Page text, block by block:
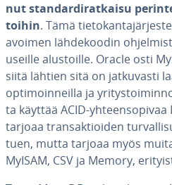
nut stan­dar­di­rat­kai­su
toi­hin. Tämä
avoimen läh­de­koo­din
useille alus­toil­le. Oracle osti
siitä lähtien sitä on jat­ku­vas­ti
op­ti­moin­neil­la ja
ta käyttää ACID-
tarjoaa tran­sak­tioi­den
tuen, mutta tarjoaa myös
MyISAM, CSV ja Memory,